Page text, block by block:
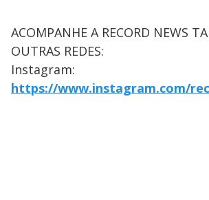
ACOMPANHE A RECORD NEWS
OUTRAS REDES:
Instagram:
https://www.instagram.com/